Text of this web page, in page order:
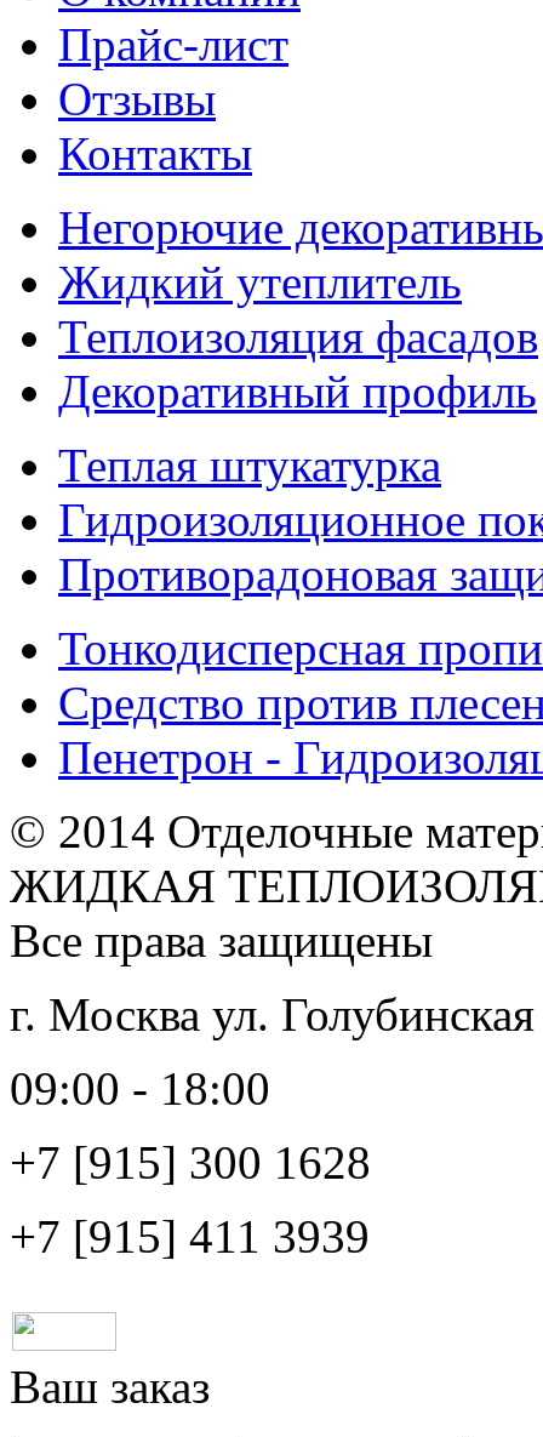
Прайс-лист
Отзывы
Контакты
Негорючие
Жидкий утеплитель
Теплоизоляция фасадов
Декоративный профиль
Теплая штукатурка
Гидроизоляционное
Противорадоновая
Тонкодисперсная
Средство против
Пенетрон -
© 2014 Отделочные
ЖИДКАЯ
Все права защищены
г. Москва ул.
09:00 - 18:00
+7 [915] 300 1628
+7 [915] 411 3939
Ваш заказ